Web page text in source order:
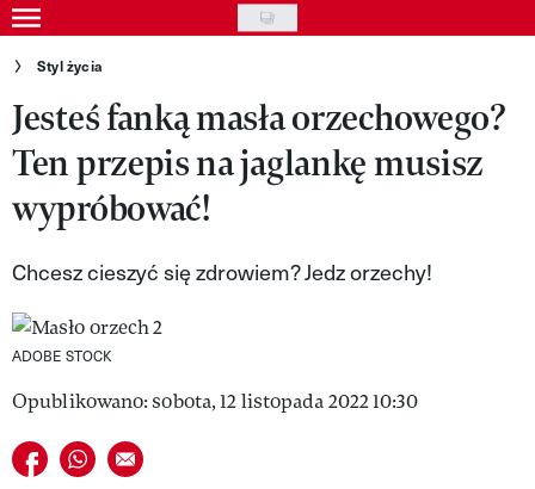
Skip
to
content
Gwiazdy
Ludzie
Moda
Uroda
Styl życia
Kultura
Wideo
Nasze akcje
VIVA!ART
Styl życia
Jesteś fanką masła orzechowego?
Ten przepis na jaglankę musisz
wypróbować!
Chcesz cieszyć się zdrowiem? Jedz orzechy!
ADOBE STOCK
Opublikowano: sobota, 12 listopada 2022 10:30
Udostępnij na facebook
Udostępnij na whatsapp
E-mail do przyjaciela